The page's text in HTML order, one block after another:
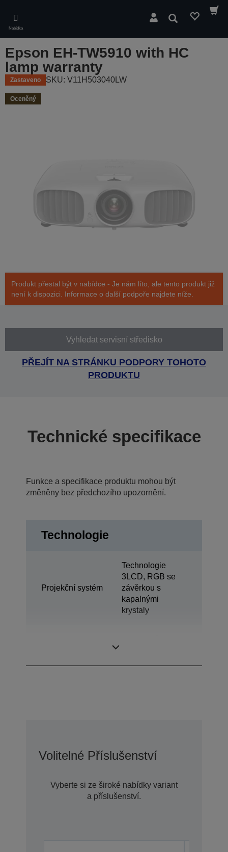
main
content
Nabídka
Hledat
Epson EH-TW5910 with HC
lamp warranty
Zastaveno SKU: V11H503040LW
Oceněný
Produkt přestal být v nabídce - Je nám líto, ale tento produkt již
není k dispozici. Informace o další podpoře najdete níže.
Vyhledat servisní středisko
PŘEJÍT NA STRÁNKU PODPORY TOHOTO
PRODUKTU
Technické specifikace
Funkce a specifikace produktu mohou být
změněny bez předchozího upozornění.
Technologie
Projekční systém
Technologie
3LCD, RGB se
závěrkou s
kapalnými
krystaly
Volitelné Příslušenství
Vyberte si ze široké nabídky variant
a příslušenství.